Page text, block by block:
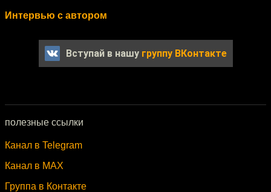
Интервью с автором
Вступай в нашу группу ВКонтакте
полезные ссылки
Канал в Telegram
Канал в MAX
Группа в Контакте